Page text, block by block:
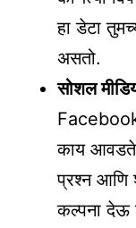
हा डेटा
असतो.
सोशल
काय आवडते,
प्रश्न आणि
कल्पना